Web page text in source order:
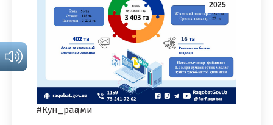
2025
#Кун_рақами